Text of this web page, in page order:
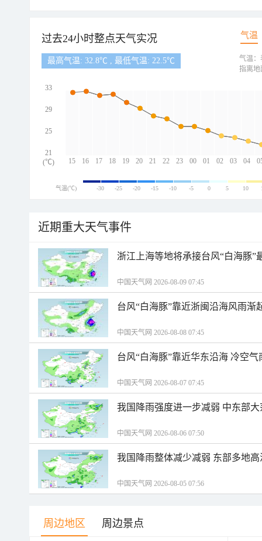
过去24小时整点天气实况 气温
最高气温: 32.8℃ , 最低气温: 22.5℃
15 16 17 18 19 20 21 22 23 00 01 02 03 04
33
29
25
21
(℃)
气温：
指离地
气温(℃) -30 -25 -20 -15 -10 -5 0 5 10
近期重大天气事件
浙江上海等地将承接台风“白海豚”
中国天气网 2026-08-09 07:45
台风“白海豚”靠近浙闽沿海风雨渐
中国天气网 2026-08-08 07:45
台风“白海豚”靠近华东沿海 冷空
中国天气网 2026-08-07 07:45
我国降雨强度进一步减弱 中东部
中国天气网 2026-08-06 07:50
我国降雨整体减少减弱 东部多地
中国天气网 2026-08-05 07:56
周边地区 周边景点